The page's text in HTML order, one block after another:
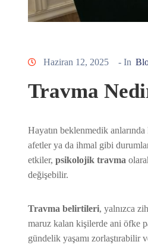
Haziran 12, 2025 - In
Travma
Hayatın beklenmedik
afetler ya da ihmal gibi
etkiler, psikolojik travma
değişebilir.
Travma belirtileri, yalnızca
maruz kalan kişilerde ani öfke
gündelik yaşamı